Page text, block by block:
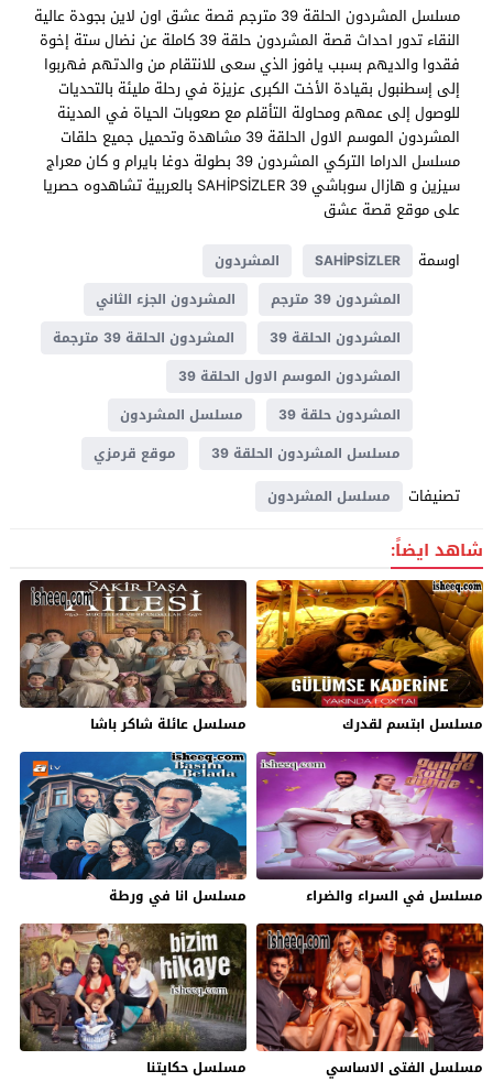
مسلسل المشردون الحلقة 39 مترجم قصة عشق اون لاين بجودة عالية
النقاء تدور احداث قصة المشردون حلقة 39 كاملة عن نضال ستة إخوة
فقدوا والديهم بسبب يافوز الذي سعى للانتقام من والدتهم فهربوا
إلى إسطنبول بقيادة الأخت الكبرى عزيزة في رحلة مليئة بالتحديات
للوصول إلى عمهم ومحاولة التأقلم مع صعوبات الحياة في المدينة
المشردون الموسم الاول الحلقة 39 مشاهدة وتحميل جميع حلقات
مسلسل الدراما التركي المشردون 39 بطولة دوغا بايرام و كان معراج
سيزين و هازال سوباشي SAHİPSİZLER 39 بالعربية تشاهدوه حصريا
على موقع قصة عشق
اوسمة
SAHİPSİZLER
المشردون
المشردون 39 مترجم
المشردون الجزء الثاني
المشردون الحلقة 39
المشردون الحلقة 39 مترجمة
المشردون الموسم الاول الحلقة 39
المشردون حلقة 39
مسلسل المشردون
مسلسل المشردون الحلقة 39
موقع قرمزي
تصنيفات مسلسل المشردون
شاهد ايضاً:
مسلسل ابتسم لقدرك مسلسل عائلة شاكر باشا
مسلسل في السراء والضراء مسلسل انا في ورطة
مسلسل الفتى الاساسي مسلسل حكايتنا